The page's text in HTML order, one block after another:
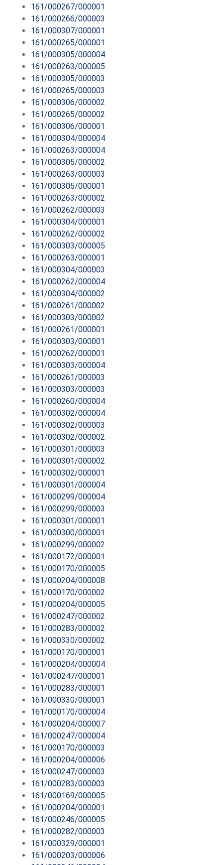
161/000267/000001
161/000266/000003
161/000307/000001
161/000265/000001
161/000305/000004
161/000263/000005
161/000305/000003
161/000265/000003
161/000306/000002
161/000265/000002
161/000306/000001
161/000304/000004
161/000263/000004
161/000305/000002
161/000263/000003
161/000305/000001
161/000263/000002
161/000262/000003
161/000304/000001
161/000262/000002
161/000303/000005
161/000263/000001
161/000304/000003
161/000262/000004
161/000304/000002
161/000261/000002
161/000303/000002
161/000261/000001
161/000303/000001
161/000262/000001
161/000303/000004
161/000261/000003
161/000303/000003
161/000260/000004
161/000302/000004
161/000302/000003
161/000302/000002
161/000301/000003
161/000301/000002
161/000302/000001
161/000301/000004
161/000299/000004
161/000299/000003
161/000301/000001
161/000300/000001
161/000299/000002
161/000172/000001
161/000170/000005
161/000204/000008
161/000170/000002
161/000204/000005
161/000247/000002
161/000283/000002
161/000330/000002
161/000170/000001
161/000204/000004
161/000247/000001
161/000283/000001
161/000330/000001
161/000170/000004
161/000204/000007
161/000247/000004
161/000170/000003
161/000204/000006
161/000247/000003
161/000283/000003
161/000169/000005
161/000204/000001
161/000246/000005
161/000282/000003
161/000329/000001
161/000203/000006